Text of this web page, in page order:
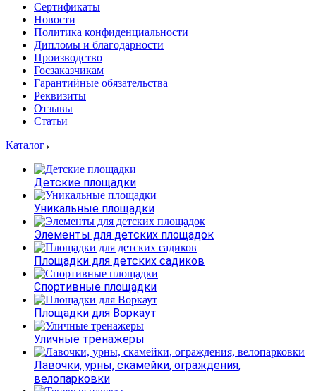
Сертификаты
Новости
Политика конфиденциальности
Дипломы и благодарности
Производство
Госзаказчикам
Гарантийные обязательства
Реквизиты
Отзывы
Статьи
Каталог
Детские площадки
Уникальные площадки
Элементы для детских площадок
Площадки для детских садиков
Спортивные площадки
Площадки для Воркаут
Уличные тренажеры
Лавочки, урны, скамейки, ограждения,
велопарковки